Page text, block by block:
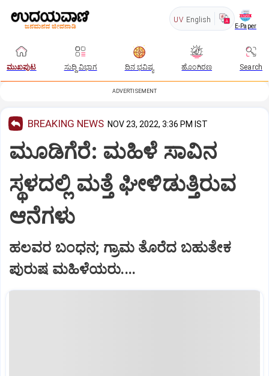
UV English
E-Paper
ಮುಖಪುಟ ಸುದ್ದಿ ವಿಭಾಗ ದಿನ ಭವಿಷ್ಯ ಹೊಂಗಿರಣ Search
ADVERTISEMENT
BREAKING NEWS NOV 23, 2022, 3:36 PM IST
ಮೂಡಿಗೆರೆ: ಮಹಿಳೆ ಸಾವಿನ
ಸ್ಥಳದಲ್ಲಿ ಮತ್ತೆ ಘೀಳಿಡುತ್ತಿರುವ
ಆನೆಗಳು
ಹಲವರ ಬಂಧನ; ಗ್ರಾಮ ತೊರೆದ ಬಹುತೇಕ
ಪುರುಷ ಮಹಿಳೆಯರು....